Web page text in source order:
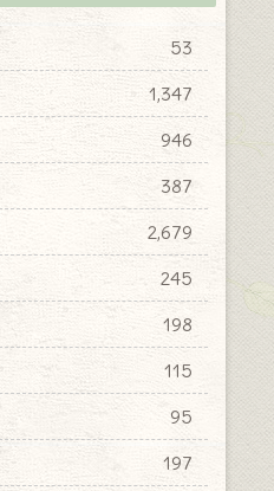
53
1,347
946
387
2,679
245
198
115
95
197